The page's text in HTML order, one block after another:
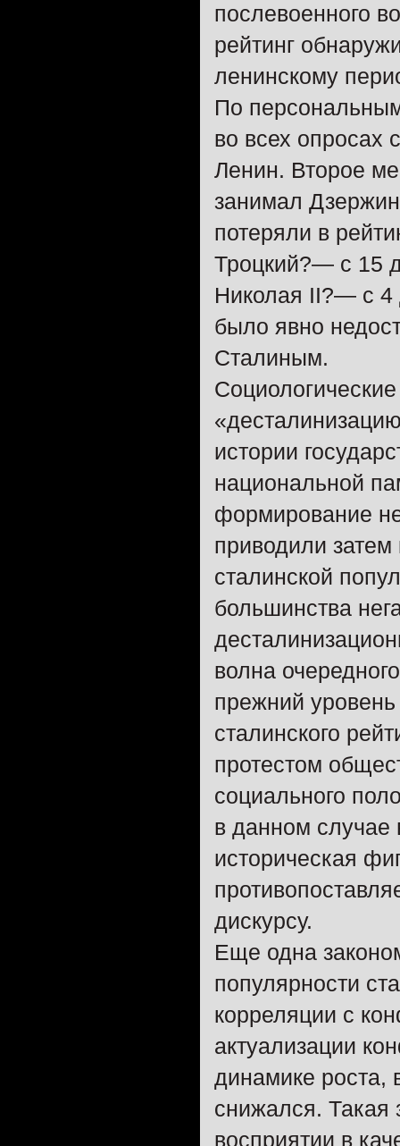
послевоенного
рейтинг
ленинскому
По
во всех опросах
Ленин. Второе
занимал
потеряли в
Троцкий?— с 15
Николая II?— с 4
было явно
Сталиным.
истории
национальной
формирование
приводили
сталинской
большинства
волна
прежний уровень
сталинского
протестом
социального
в данном случае
историческая
дискурсу.
Еще одна
популярности
корреляции с
актуализации
динамике роста,
снижался. Такая
восприятии в